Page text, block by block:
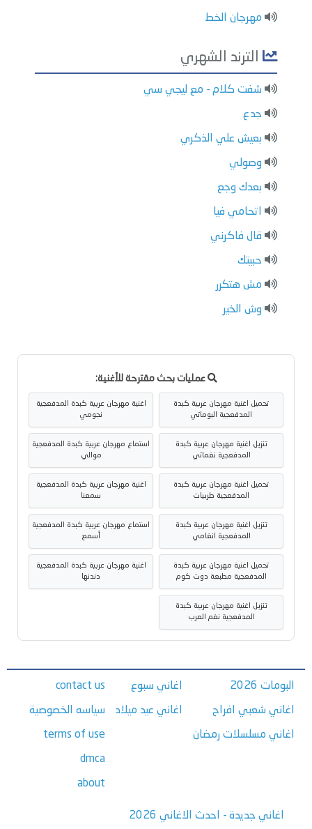
مهرجان الخط
الترند الشهري
شفت كلام - مع ليجي سي
جدع
بعيش علي الذكري
وصولي
بعدك وجع
اتحامي فيا
قال فاكرني
حبيتك
مش هتكرر
وش الخير
عمليات بحث مقترحة للأغنية:
تحميل اغنية مهرجان عربية كبدة
المدفعجية البوماتي
اغنية مهرجان عربية كبدة المدفعجية
نجومي
تنزيل اغنية مهرجان عربية كبدة
المدفعجية نغماتي
استماع مهرجان عربية كبدة المدفعجية
موالي
تحميل اغنية مهرجان عربية كبدة
المدفعجية طربيات
اغنية مهرجان عربية كبدة المدفعجية
سمعنا
تنزيل اغنية مهرجان عربية كبدة
المدفعجية انغامي
استماع مهرجان عربية كبدة المدفعجية
أسمع
تحميل اغنية مهرجان عربية كبدة
المدفعجية مطبعة دوت كوم
اغنية مهرجان عربية كبدة المدفعجية
دندنها
تنزيل اغنية مهرجان عربية كبدة
المدفعجية نغم العرب
البومات 2026
اغاني شعبي افراح
اغاني مسلسلات رمضان
اغاني سبوع
اغاني عيد ميلاد
contact us
سياسه الخصوصية
terms of use
dmca
about
اغاني جديدة - احدث الاغاني 2026